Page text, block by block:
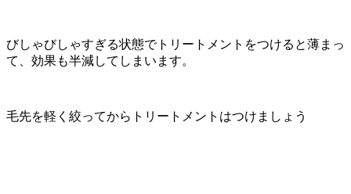
びしゃびしゃすぎる状態でトリートメントをつけると薄まっ
て、効果も半減してしまいます。
毛先を軽く絞ってからトリートメントはつけましょう